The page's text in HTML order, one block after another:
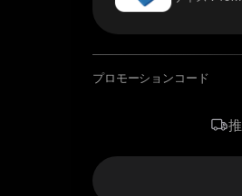
プロモーションコード